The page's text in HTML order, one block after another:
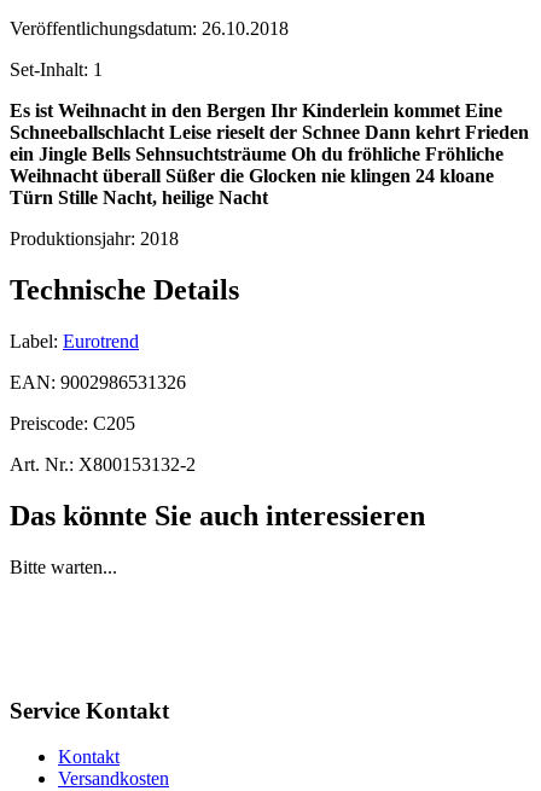
Veröffentlichungsdatum: 26.10.2018
Set-Inhalt: 1
Es ist Weihnacht in den Bergen Ihr Kinderlein kommet Eine
Schneeballschlacht Leise rieselt der Schnee Dann kehrt Frieden
ein Jingle Bells Sehnsuchtsträume Oh du fröhliche Fröhliche
Weihnacht überall Süßer die Glocken nie klingen 24 kloane
Türn Stille Nacht, heilige Nacht
Produktionsjahr: 2018
Technische Details
Label: Eurotrend
EAN: 9002986531326
Preiscode: C205
Art. Nr.: X800153132-2
Das könnte Sie auch interessieren
Bitte warten...
Service Kontakt
Kontakt
Versandkosten